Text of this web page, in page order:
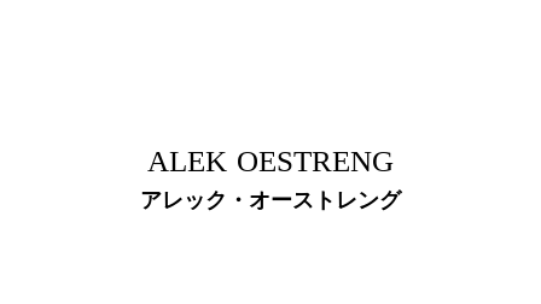
ALEK OESTRENG
アレック・オーストレング